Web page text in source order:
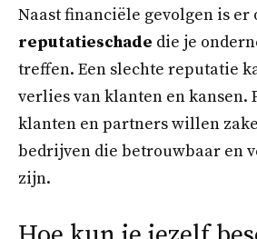
Naast financiële gevolgen is er
reputatieschade die je
treffen. Een slechte reputatie
verlies van klanten en kansen.
klanten en partners willen
bedrijven die betrouwbaar en
zijn.